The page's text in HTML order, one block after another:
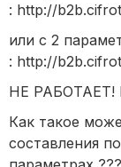
: http://
или с 2
: http://
НЕ РАБОТАЕТ!
Как такое
составления